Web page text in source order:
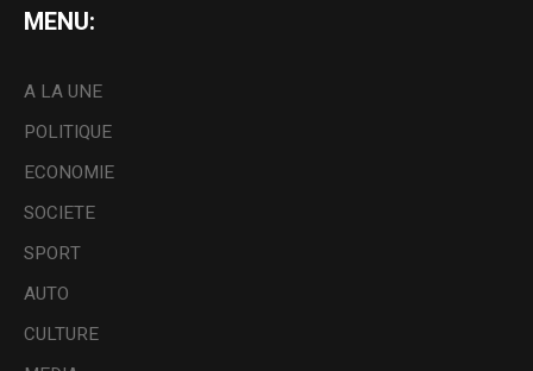
MENU:
A LA UNE
POLITIQUE
ECONOMIE
SOCIETE
SPORT
AUTO
CULTURE